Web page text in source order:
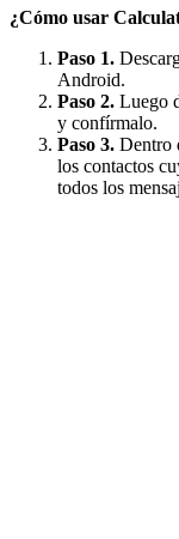
¿Cómo usar
Paso 1.
Android.
Paso 2. Luego
y confírmalo.
Paso 3. Dentro
los contactos
todos los